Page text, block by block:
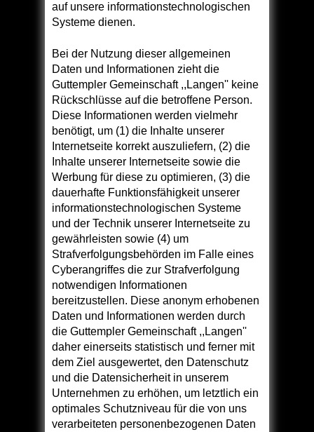
auf unsere informationstechnologischen
Systeme dienen.
Bei der Nutzung dieser allgemeinen
Daten und Informationen zieht die
Guttempler Gemeinschaft ,,Langen'' keine
Rückschlüsse auf die betroffene Person.
Diese Informationen werden vielmehr
benötigt, um (1) die Inhalte unserer
Internetseite korrekt auszuliefern, (2) die
Inhalte unserer Internetseite sowie die
Werbung für diese zu optimieren, (3) die
dauerhafte Funktionsfähigkeit unserer
informationstechnologischen Systeme
und der Technik unserer Internetseite zu
gewährleisten sowie (4) um
Strafverfolgungsbehörden im Falle eines
Cyberangriffes die zur Strafverfolgung
notwendigen Informationen
bereitzustellen. Diese anonym erhobenen
Daten und Informationen werden durch
die Guttempler Gemeinschaft ,,Langen''
daher einerseits statistisch und ferner mit
dem Ziel ausgewertet, den Datenschutz
und die Datensicherheit in unserem
Unternehmen zu erhöhen, um letztlich ein
optimales Schutzniveau für die von uns
verarbeiteten personenbezogenen Daten